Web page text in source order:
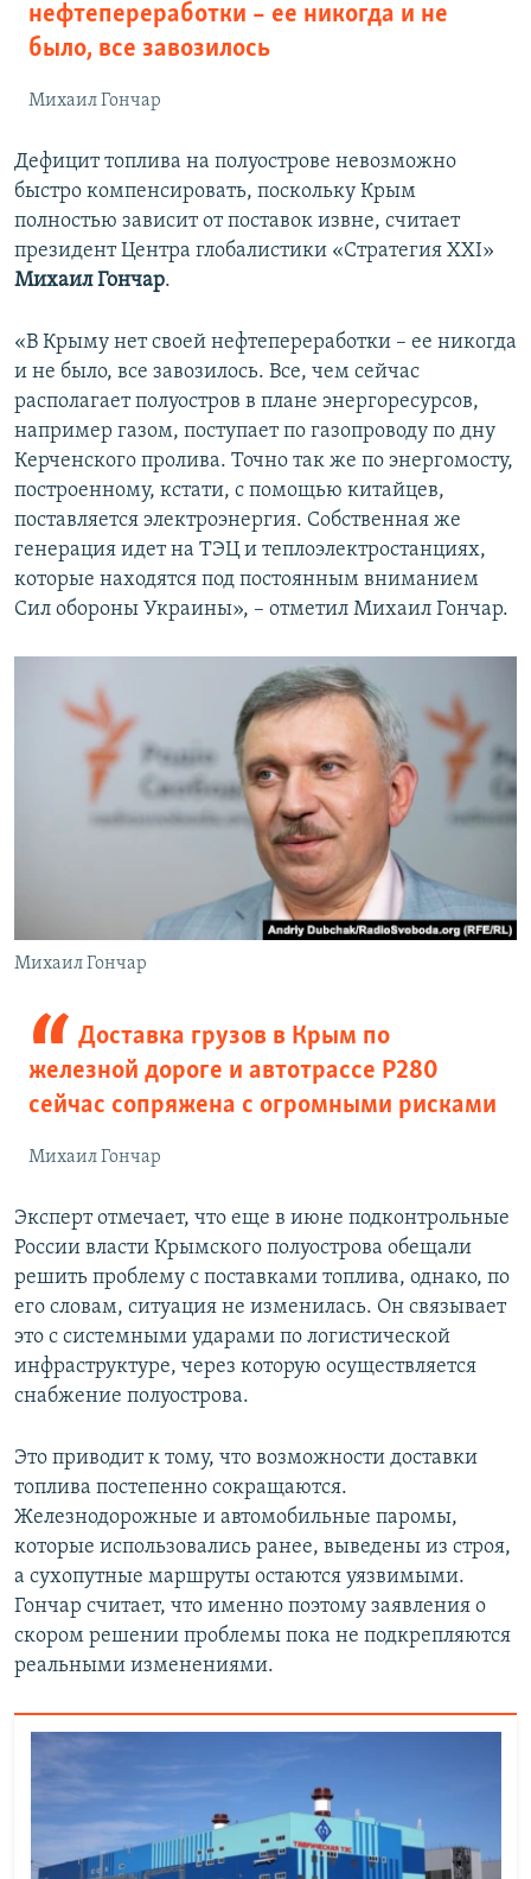
нефтепереработки – ее никогда и не
было, все завозилось
Михаил Гончар
Дефицит топлива на полуострове невозможно
быстро компенсировать, поскольку Крым
полностью зависит от поставок извне, считает
президент Центра глобалистики «Стратегия XXI»
Михаил Гончар.
«В Крыму нет своей нефтепереработки – ее никогда
и не было, все завозилось. Все, чем сейчас
располагает полуостров в плане энергоресурсов,
например газом, поступает по газопроводу по дну
Керченского пролива. Точно так же по энергомосту,
построенному, кстати, с помощью китайцев,
поставляется электроэнергия. Собственная же
генерация идет на ТЭЦ и теплоэлектростанциях,
которые находятся под постоянным вниманием
Сил обороны Украины», – отметил Михаил Гончар.
Михаил Гончар
Доставка грузов в Крым по
железной дороге и автотрассе Р280
сейчас сопряжена с огромными рисками
Михаил Гончар
Эксперт отмечает, что еще в июне подконтрольные
России власти Крымского полуострова обещали
решить проблему с поставками топлива, однако, по
его словам, ситуация не изменилась. Он связывает
это с системными ударами по логистической
инфраструктуре, через которую осуществляется
снабжение полуострова.
Это приводит к тому, что возможности доставки
топлива постепенно сокращаются.
Железнодорожные и автомобильные паромы,
которые использовались ранее, выведены из строя,
а сухопутные маршруты остаются уязвимыми.
Гончар считает, что именно поэтому заявления о
скором решении проблемы пока не подкрепляются
реальными изменениями.